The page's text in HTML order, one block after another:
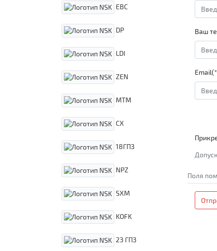
EBC
DP
LDI
ZEN
MTM
CX
18ГПЗ
NPZ
SXM
KOFK
23 ГПЗ
Ваш
Поля